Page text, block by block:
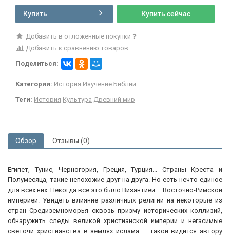
Купить Купить сейчас
Добавить в отложенные покупки
Добавить к сравнению товаров
Поделиться:
Категории: История Изучение Библии
Теги: История Культура Древний мир
Обзор Отзывы (0)
Египет, Тунис, Черногория, Греция, Турция... Страны Креста и
Полумесяца, такие непохожие друг на друга. Но есть нечто единое
для всех них. Некогда все это было Византией – Восточно-Римской
империей. Увидеть влияние различных религий на некоторые из
стран Средиземноморья сквозь призму исторических коллизий,
обнаружить следы великой христианской империи и негасимые
светочи христианства в землях ислама – такой видится автору